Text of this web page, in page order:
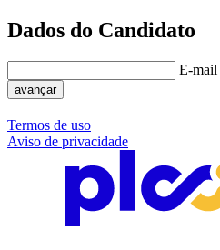
Dados do Candidato
E-mail
avançar
Termos de uso
Aviso de privacidade